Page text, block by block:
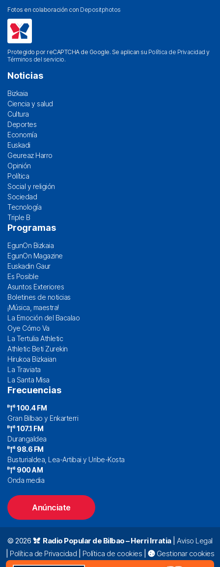
Fotos en colaboración con Depositphotos
Protegido por reCAPTCHA de Google. Se aplican su Política de Privacidad y
Términos del servicio.
Noticias
Bizkaia
Ciencia y salud
Cultura
Deportes
Economía
Euskadi
Geureaz Harro
Opinión
Política
Social y religión
Sociedad
Tecnología
Triple B
Programas
EgunOn Bizkaia
EgunOn Magazine
Euskadin Gaur
Es Posible
Asuntos Exteriores
Boletines de noticias
¡Música, maestra!
La Emoción del Bacalao
Oye Cómo Va
La Tertulia Athletic
Athletic Beti Zurekin
Hirukoa Bizkaian
La Traviata
La Santa Misa
Frecuencias
100.4 FM
Gran Bilbao y Enkarterri
107.1 FM
Durangaldea
98.6 FM
Busturialdea, Lea-Artibai y Uribe-Kosta
900 AM
Onda media
Anúnciate
© 2026 Radio Popular de Bilbao – Herri Irratia| Aviso Legal
Política de Privacidad Política de cookies
Gestionar cookies